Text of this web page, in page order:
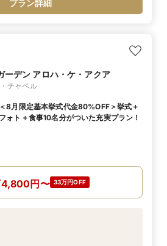
プラン詳細
ーデン アロハ・ケ・アクア
チャペル
＜8月限定基本挙式代金80%OFF＞挙式＋
フォト＋食事10名分がついた充実プラン！
4,800円〜 33万円OFF